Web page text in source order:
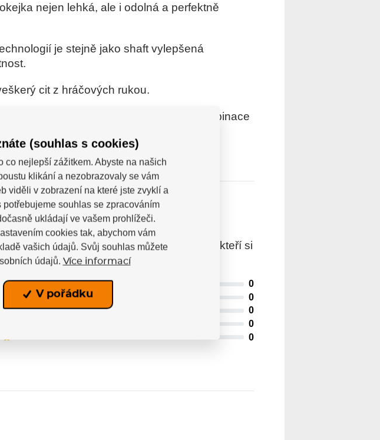
nejen lehká, ale i odolná a perfektně
je stejně jako shaft vylepšená
cit z hráčových rukou.
ohnout za použití dokonalé kombinace
mohou pouze registrovaní uživatelé, kteří si
0
0
0
0
0
(souhlas s cookies)
co nejlepší zážitkem. Abyste na našich
klikání a nezobrazovaly se vám
viděli v zobrazení na které jste zvyklí a
souhlas se zpracováním
ukládají ve vašem prohlížeči.
cookies tak, abychom vám
vašich údajů. Svůj souhlas můžete
údajů. Více informací
V pořádku